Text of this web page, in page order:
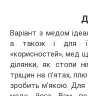
Варіант з медом
а також і для її
«корисностей», мед
ділянки, як стопи
тріщин на п’ятах,
зробить м’якою. Для